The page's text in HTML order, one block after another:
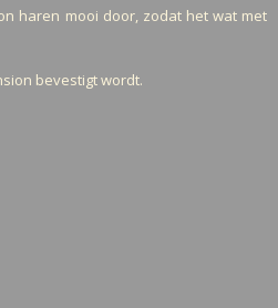
haren mooi door, zodat het wat met
bevestigt wordt.